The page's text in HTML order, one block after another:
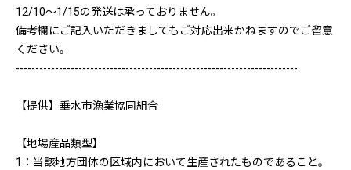
12/10～1/15の発送は承っておりません。
備考欄にご記入いただきましてもご対応出来かねますのでご留意
ください。
------------------------------------------------------------------------
【提供】垂水市漁業協同組合
【地場産品類型】
1：当該地方団体の区域内において生産されたものであること。